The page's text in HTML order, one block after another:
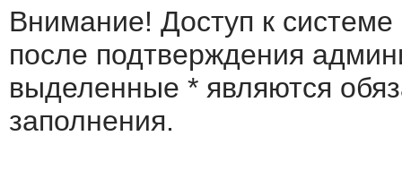
Внимание! Доступ к
после подтверждения
выделенные * являются
заполнения.